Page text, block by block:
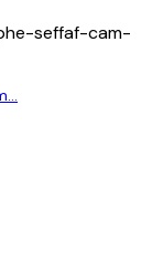
seffaf-cam-